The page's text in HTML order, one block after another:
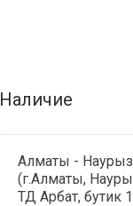
Наличие
Алматы -
(г.Алматы,
ТД Арбат, бутик